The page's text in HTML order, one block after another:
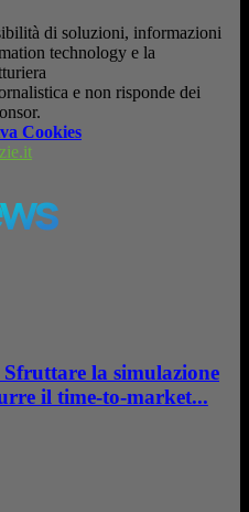
di soluzioni, informazioni
technology e la
e non risponde dei
Cookies
la simulazione
il time-to-market...